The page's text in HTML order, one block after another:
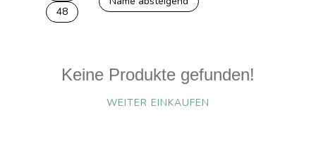
48
Keine Produkte gefunden!
WEITER EINKAUFEN